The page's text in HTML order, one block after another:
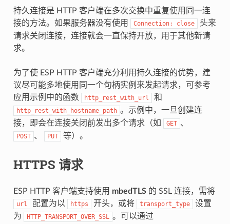
持久连接是 HTTP 客户端在多次交换中重复使用同一连
接的方法。如果服务器没有使用
Connection: close
头来
请求关闭连接，连接就会一直保持开放，用于其他新请
求。
为了使 ESP HTTP 客户端充分利用持久连接的优势，建
议尽可能多地使用同一个句柄实例来发起请求，可参考
应用示例中的函数
http_rest_with_url 和
http_rest_with_hostname_path 。示例中，一旦创建连
接，即会在连接关闭前发出多个请求（如
GET 、
POST 、 PUT 等）。
HTTPS 请求
ESP HTTP 客户端支持使用 mbedTLS的 SSL 连接，需将
url 配置为以 https 开头，或将 transport_type
设置
为
HTTP_TRANSPORT_OVER_SSL 。可以通过